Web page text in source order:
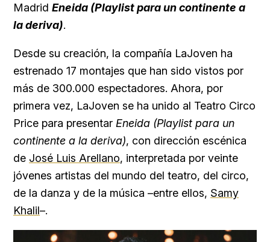
Madrid Eneida (Playlist para un continente a
la deriva).
Desde su creación, la compañía LaJoven ha
estrenado 17 montajes que han sido vistos por
más de 300.000 espectadores. Ahora, por
primera vez, LaJoven se ha unido al Teatro Circo
Price para presentar Eneida (Playlist para un
continente a la deriva), con dirección escénica
de José Luis Arellano, interpretada por veinte
jóvenes artistas del mundo del teatro, del circo,
de la danza y de la música –entre ellos, Samy
Khalil–.